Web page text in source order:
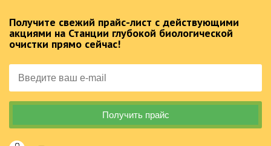
Получите свежий прайс-лист с действующими
акциями на Станции глубокой биологической
очистки прямо сейчас!